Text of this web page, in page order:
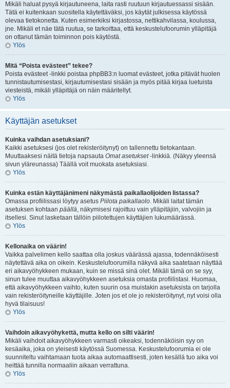
Mikäli haluat pysyä kirjautuneena, laita rasti ruutuun kirjautuessassi sisään.
Tätä ei kuitenkaan suositella käytettäväksi, jos käytät julkisessa käytössä
olevaa tietokonetta. Kuten esimerkiksi kirjastossa, nettikahvilassa, koulussa,
jne. Mikäli et näe tätä ruutua, se tarkoittaa, että keskustelufoorumin ylläpitäjä
on ottanut tämän toiminnon pois käytöstä.
Ylös
Mitä “Poista evästeet” tekee?
Poista evästeet -linkki poistaa phpBB3:n luomat evästeet, jotka pitävät huolen
tunnistautumisestasi, kirjautumisestasi sisään ja myös pitää kirjaa luetuista
viesteistä, mikäli ylläpitäjä on näin määritellyt.
Ylös
Käyttäjän asetukset
Kuinka vaihdan asetuksiani?
Kaikki asetuksesi (jos olet rekisteröitynyt) on tallennettu tietokantaan.
Muuttaaksesi näitä tietoja napsauta Omat asetukset-linkkiä. (Näkyy yleensä
sivun yläreunassa) Täällä voit muokata asetuksiasi.
Ylös
Kuinka estän käyttäjänimeni näkymästä paikallaolijoiden listassa?
Omassa profiilissasi löytyy asetus Piilota paikallaolo. Mikäli laitat tämän
asetuksen kohtaan päällä, näkymisesi rajoittuu vain ylläpitäjiin, valvojiin ja
itsellesi. Sinut lasketaan tällöin piilotettujen käyttäjien lukumäärässä.
Ylös
Kellonaika on väärin!
Vaikka palvelimen kello saattaa olla joskus väärässä ajassa, todennäköisesti
näytettävä aika on oikein. Keskustelufoorumilla näkyvä aika saatetaan näyttää
eri aikavyöhykkeen mukaan, kuin se missä sinä olet. Mikäli tämä on se syy,
sinun tulee muuttaa aikavyöhykkeen asetuksia omasta profiilistasi. Huomaa,
että aikavyöhykkeen vaihto, kuten suurin osa muistakin asetuksista on tarjolla
vain rekisteröityneille käyttäjille. Joten jos et ole jo rekisteröitynyt, nyt voisi olla
hyvä tilaisuus!
Ylös
Vaihdoin aikavyöhykettä, mutta kello on silti väärin!
Mikäli vaihdoit aikavyöhykkeen varmasti oikeaksi, todennäköisin syy on
kesäaika, joka on yleisesti käytössä Suomessa. Keskustelufoorumia ei ole
suunniteltu vaihtamaan tuota aikaa automaattisesti, joten kesällä tuo aika voi
heittää tunnilla normaaliin aikaan verrattuna.
Ylös